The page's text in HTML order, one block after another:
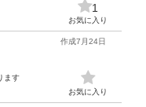
1
お気に入り
ます
作成7月24日
お気に入り